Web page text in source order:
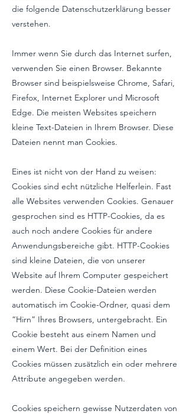
die folgende Datenschutzerklärung besser
verstehen.
Immer wenn Sie durch das Internet surfen,
verwenden Sie einen Browser. Bekannte
Browser sind beispielsweise Chrome, Safari,
Firefox, Internet Explorer und Microsoft
Edge. Die meisten Websites speichern
kleine Text-Dateien in Ihrem Browser. Diese
Dateien nennt man Cookies.
Eines ist nicht von der Hand zu weisen:
Cookies sind echt nützliche Helferlein. Fast
alle Websites verwenden Cookies. Genauer
gesprochen sind es HTTP-Cookies, da es
auch noch andere Cookies für andere
Anwendungsbereiche gibt. HTTP-Cookies
sind kleine Dateien, die von unserer
Website auf Ihrem Computer gespeichert
werden. Diese Cookie-Dateien werden
automatisch im Cookie-Ordner, quasi dem
“Hirn” Ihres Browsers, untergebracht. Ein
Cookie besteht aus einem Namen und
einem Wert. Bei der Definition eines
Cookies müssen zusätzlich ein oder mehrere
Attribute angegeben werden.
Cookies speichern gewisse Nutzerdaten von